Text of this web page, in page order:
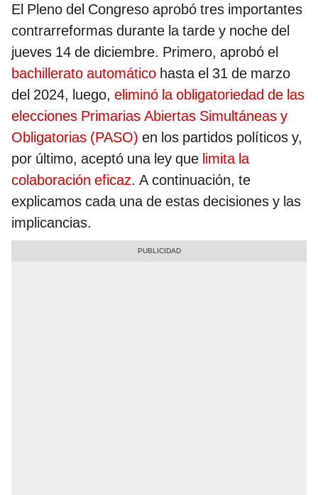
El Pleno del Congreso aprobó tres importantes
contrarreformas durante la tarde y noche del
jueves 14 de diciembre. Primero, aprobó el
bachillerato automático hasta el 31 de marzo
del 2024, luego, eliminó la obligatoriedad de las
elecciones Primarias Abiertas Simultáneas y
Obligatorias (PASO) en los partidos políticos y,
por último, aceptó una ley que limita la
colaboración eficaz. A continuación, te
explicamos cada una de estas decisiones y las
implicancias.